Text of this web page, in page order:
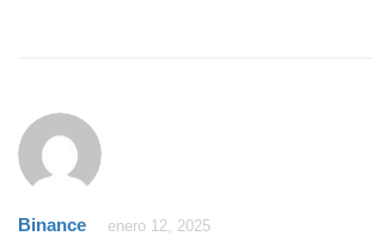
Binance enero 12, 2025